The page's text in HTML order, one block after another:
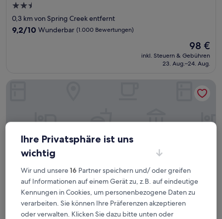
2.5-
Sterne-
Unterkunft
0,3 km von Spring Creek entfernt
9.2
9,2/10 Wunderbar (1.000 Bewertungen)
Der
Preis
beträgt
98 €
inkl. Steuern & Gebühren
23. Aug.–24. Aug.
Sleep Inn & Suites College Station near
Sleep Inn & Suites College Station near University
Sleep Inn & Suites College Station near University
Ihre Privatsphäre ist uns
wichtig
Wir und unsere16 Partner speichern und/ oder greifen
auf Informationen auf einem Gerät zu, z.B. auf eindeutige
Kennungen in Cookies, um personenbezogene Daten zu
verarbeiten. Sie können Ihre Präferenzen akzeptieren
oder verwalten. Klicken Sie dazu bitte unten oder